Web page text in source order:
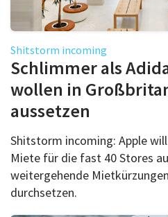
Shitstorm incoming
Schlimmer als
wollen in
aussetzen
Shitstorm incoming: Apple
Miete für die fast 40 Stores
weitergehende
durchsetzen.